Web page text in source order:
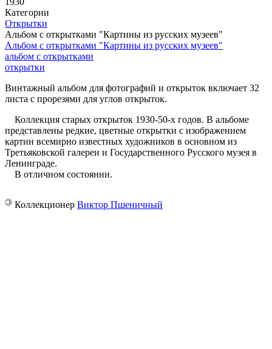
Категории
Открытки
Альбом с открытками "Картины из русских музеев"
Альбом с открытками "Картины из русских музеев"
альбом с открытками
­открытки
Винтажный альбом для фотографий и открыток включает 32
листа с прорезями для углов открыток.
Коллекция старых открыток 1930-50-х годов. В альбоме
представлены редкие, цветные открытки с изображением
картин всемирно известных художников в основном из
Третьяковской галереи и Государственного Русского музея в
Ленинграде.
В отличном состоянии.
© Коллекционер Виктор Пшеничный